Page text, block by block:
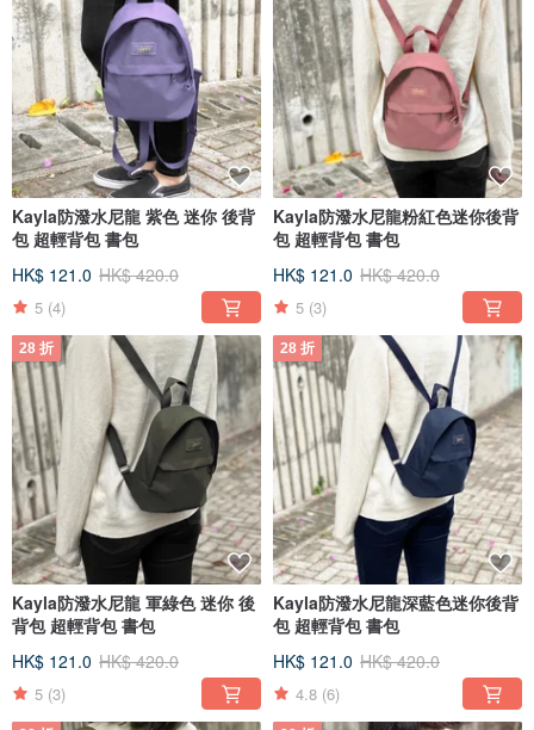
Kayla防潑水尼龍 紫色 迷你 後背
包 超輕背包 書包
HK$ 121.0 HK$ 420.0
5 (4)
Kayla防潑水尼龍粉紅色迷你後背
包 超輕背包 書包
HK$ 121.0 HK$ 420.0
5 (3)
28 折
Kayla防潑水尼龍 軍綠色 迷你 後
背包 超輕背包 書包
HK$ 121.0 HK$ 420.0
5 (3)
28 折
Kayla防潑水尼龍深藍色迷你後背
包 超輕背包 書包
HK$ 121.0 HK$ 420.0
4.8 (6)